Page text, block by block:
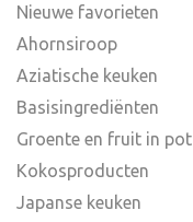
Nieuwe favorieten
Ahornsiroop
Aziatische keuken
Basisingrediënten
Groente en fruit in pot
Kokosproducten
Japanse keuken